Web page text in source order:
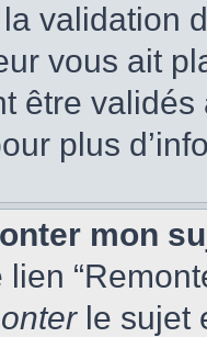
validation
vous ait
être validés
plus
mon
le sujet